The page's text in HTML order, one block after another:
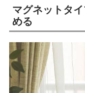
マグネットタ
める